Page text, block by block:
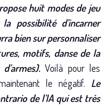
huit modes de jeu
possibilité d’incarner
bien sur personnaliser
motifs, danse de la
Voilà pour les
le négatif. Le
de l’IA qui est très